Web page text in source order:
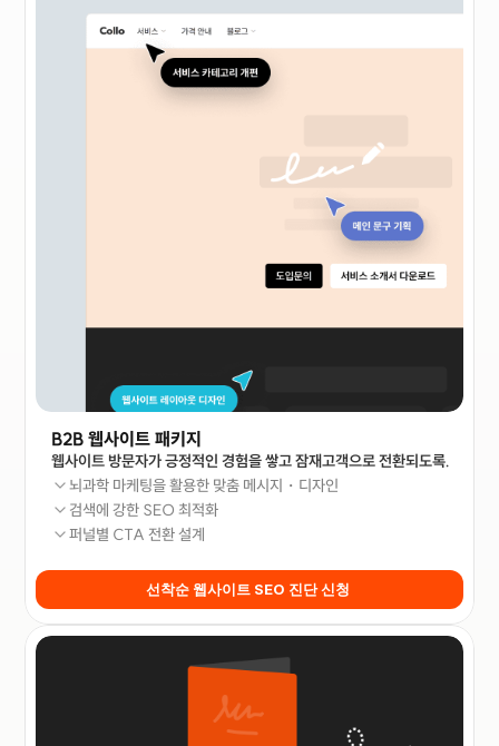
B2B 웹사이트 패키지
웹사이트 방문자가 긍정적인 경험을 쌓고 잠재고객으로 전환되도록.
뇌과학 마케팅을 활용한 맞춤 메시지・디자인
검색에 강한 SEO 최적화
퍼널별 CTA 전환 설계
선착순 웹사이트 SEO 진단 신청